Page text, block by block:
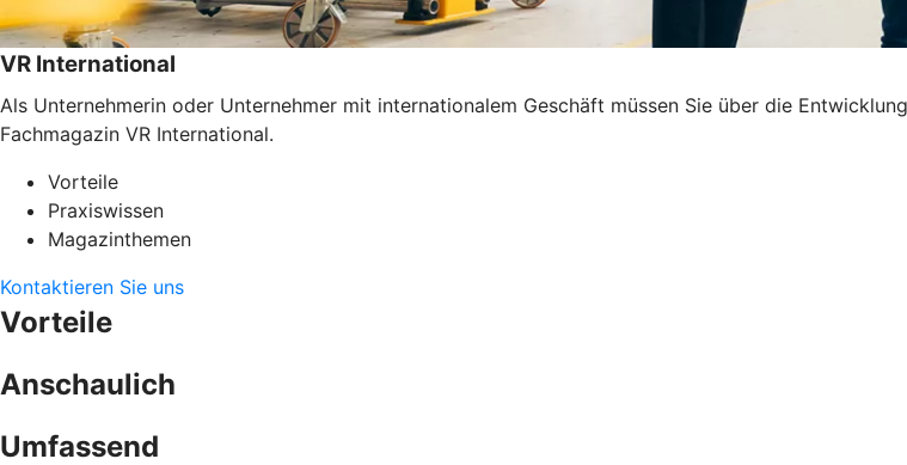
VR International
Als Unternehmerin oder Unternehmer mit internationalem Geschäft müssen Sie über die
Fachmagazin VR International.
Vorteile
Praxiswissen
Magazinthemen
Kontaktieren Sie uns
Vorteile
Anschaulich
Umfassend